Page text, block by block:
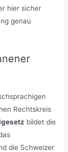
hier sicher
genau
Rechtskreis
bildet die
die Schweizer